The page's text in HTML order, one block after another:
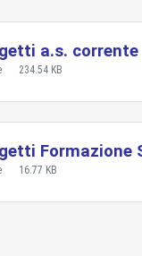
a.s. corrente
234.54 KB
Formazione
16.77 KB